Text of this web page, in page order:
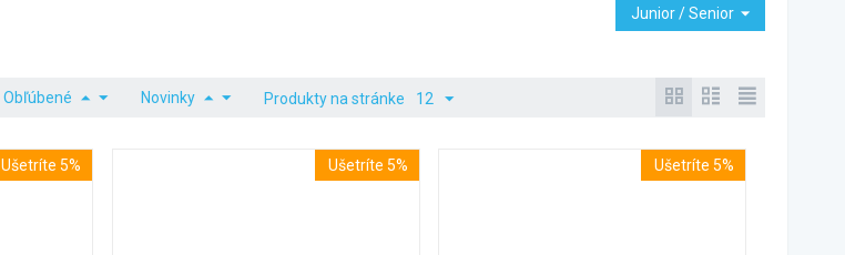
Junior / Senior
Obľúbené Novinky Produkty na stránke 12
Ušetríte 5% Ušetríte 5% Ušetríte 5%